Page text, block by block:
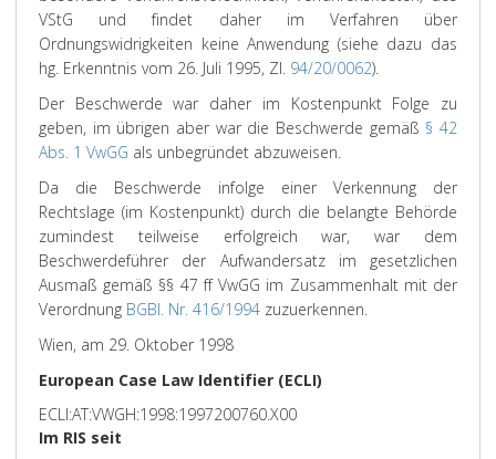
VStG und findet daher im Verfahren über
Ordnungswidrigkeiten keine Anwendung (siehe dazu das
hg. Erkenntnis vom 26. Juli 1995, Zl. 94/20/0062).
Der Beschwerde war daher im Kostenpunkt Folge zu
geben, im übrigen aber war die Beschwerde gemäß § 42
Abs. 1 VwGG als unbegründet abzuweisen.
Da die Beschwerde infolge einer Verkennung der
Rechtslage (im Kostenpunkt) durch die belangte Behörde
zumindest teilweise erfolgreich war, war dem
Beschwerdeführer der Aufwandersatz im gesetzlichen
Ausmaß gemäß §§ 47 ff VwGG im Zusammenhalt mit der
Verordnung BGBl. Nr. 416/1994 zuzuerkennen.
Wien, am 29. Oktober 1998
European Case Law Identifier (ECLI)
ECLI:AT:VWGH:1998:1997200760.X00
Im RIS seit